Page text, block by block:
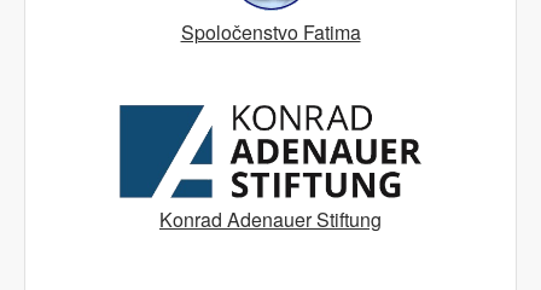
Spoločenstvo Fatima
Konrad Adenauer Stiftung